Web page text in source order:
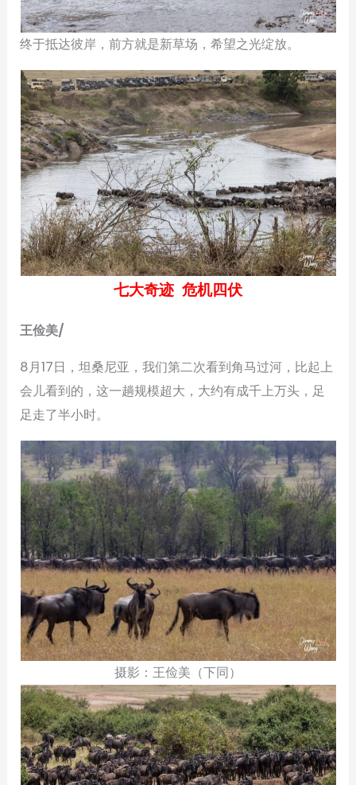
终于抵达彼岸，前方就是新草场，希望之光绽放。
七大奇迹 危机四伏
王俭美/
8月17日，坦桑尼亚，我们第二次看到角马过河，比起上
会儿看到的，这一趟规模超大，大约有成千上万头，足
足走了半小时。
摄影：王俭美（下同）